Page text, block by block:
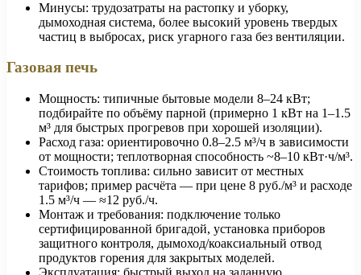
Минусы: трудозатраты на растопку и уборку,
дымоходная система, более высокий уровень твердых
частиц в выбросах, риск угарного газа без вентиляции.
Газовая печь
Мощность: типичные бытовые модели 8–24 кВт;
подбирайте по объёму парной (примерно 1 кВт на 1–1.5
м³ для быстрых прогревов при хорошей изоляции).
Расход газа: ориентировочно 0.8–2.5 м³/ч в зависимости
от мощности; теплотворная способность ~8–10 кВт·ч/м³.
Стоимость топлива: сильно зависит от местных
тарифов; пример расчёта — при цене 8 руб./м³ и расходе
1.5 м³/ч — ≈12 руб./ч.
Монтаж и требования: подключение только
сертифицированной бригадой, установка приборов
защитного контроля, дымоход/коаксиальный отвод
продуктов горения для закрытых моделей.
Эксплуатация: быстрый выход на заданную